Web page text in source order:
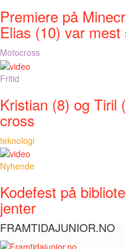
Premiere på
Elias (10) var mest
Motocross
Fritid
Kristian (8) og Tiril
cross
teknologi
Nyhende
Kodefest på
jenter
FRAMTIDAJUNIOR.NO